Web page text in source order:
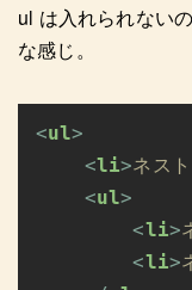
ul は入れられない
な感じ。
<ul
<li>
<ul
<li>
<li>